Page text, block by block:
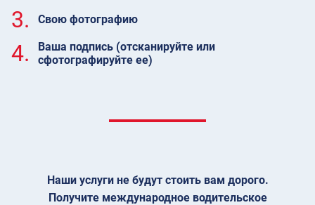
3. Свою фотографию
4.
Ваша подпись (отсканируйте или
сфотографируйте ее)
Наши услуги не будут стоить вам дорого.
Получите международное водительское